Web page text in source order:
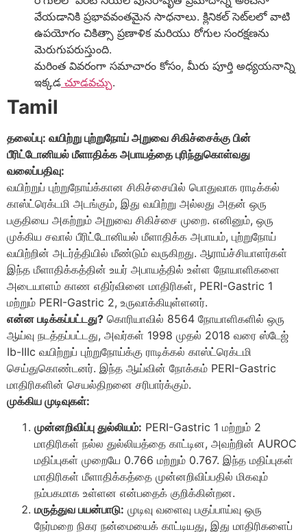
వేయడానికి ప్రభావవంతమైన సాధనాలు. క్లినికల్ సెట్‌లలో వాటి
ఉపయోగం చికిత్సా ప్రణాళిక మరియు రోగుల సంరక్షణను
మెరుగుపరుస్తుంది.
మరింత వివరంగా సమాచారం కోసం, మీరు పూర్తి అధ్యయనాన్ని
ఇక్కడ చూడవచ్చు.
Tamil
தலைப்பு: வயிற்று புற்றுநோய் அறுவை சிகிச்சைக்கு பின்
பீரிட்டோனியல் மீளாதிக்க அபாயத்தை புரிந்துகொள்வது
வலைப்பதிவு:
வயிற்றுப் புற்றுநோய்க்கான சிகிச்சையில் பொதுவாக ராடிக்கல்
காஸ்ட்ரெக்டமி அடங்கும், இது வயிற்று அல்லது அதன் ஒரு
பகுதியை அகற்றும் அறுவை சிகிச்சை முறை. எனினும், ஒரு
முக்கிய சவால் பீரிட்டோனியல் மீளாதிக்க அபாயம், புற்றுநோய்
வயிற்றின் அடர்த்தியில் மீண்டும் வருகிறது. ஆராய்ச்சியாளர்கள்
இந்த மீளாதிக்கத்தின் உயர் அபாயத்தில் உள்ள நோயாளிகளை
அடையாளம் காண எதிர்வினை மாதிரிகள், PERI-Gastric 1
மற்றும் PERI-Gastric 2, உருவாக்கியுள்ளனர்.
என்ன படிக்கப்பட்டது? கொரியாவில் 8564 நோயாளிகளில் ஒரு
ஆய்வு நடத்தப்பட்டது, அவர்கள் 1998 முதல் 2018 வரை ஸ்டேஜ்
Ib-IIIc வயிற்றுப் புற்றுநோய்க்கு ராடிக்கல் காஸ்ட்ரெக்டமி
செய்துகொண்டனர். இந்த ஆய்வின் நோக்கம் PERI-Gastric
மாதிரிகளின் செயல்திறனை சரிபார்க்கும்.
முக்கிய முடிவுகள்:
முன்னறிவிப்பு துல்லியம்: PERI-Gastric 1 மற்றும் 2
மாதிரிகள் நல்ல துல்லியத்தை காட்டின, அவற்றின் AUROC
மதிப்புகள் முறையே 0.766 மற்றும் 0.767. இந்த மதிப்புகள்
மாதிரிகள் மீளாதிக்கத்தை முன்னறிவிப்பதில் மிகவும்
நம்பகமாக உள்ளன என்பதைக் குறிக்கின்றன.
மருத்துவ பயன்பாடு: முடிவு வளைவு பகுப்பாய்வு ஒரு
நேர்மறை நிகர நன்மையைக் காட்டியது, இது மாதிரிகளைப்